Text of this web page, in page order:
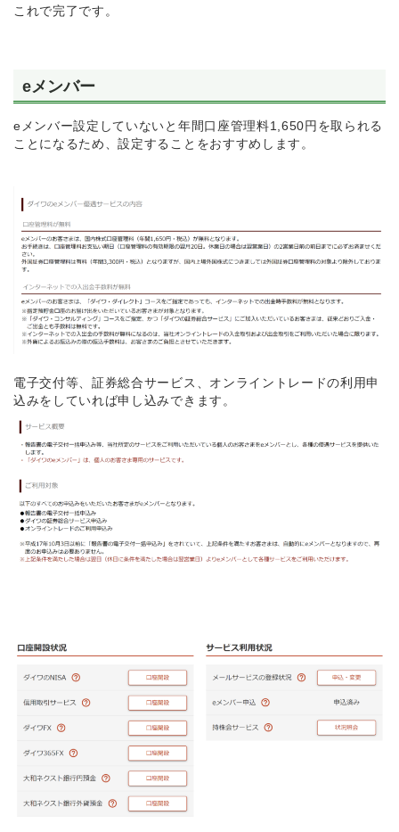
これで完了です。
eメンバー
eメンバー設定していないと年間口座管理料1,650円を取られる
ことになるため、設定することをおすすめします。
電子交付等、証券総合サービス、オンライントレードの利用申
込みをしていれば申し込みできます。